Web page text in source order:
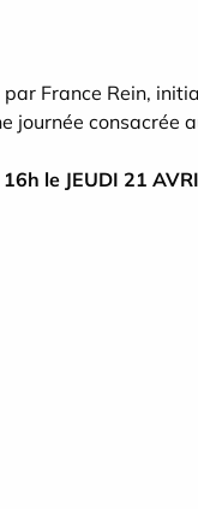
France Rein,
journée consacrée
le JEUDI 21